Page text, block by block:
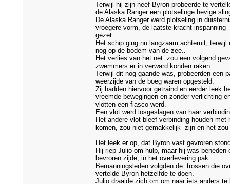
Terwijl hij zijn neef Byron probeerde te
de Alaska Ranger een plotselinge hevige
De Alaska Ranger werd plotseling in
vroegere vorm, de laatste kracht inspanning
gezet..
Het schip ging nu langzaam achteruit,
nog op de bodem van de zee..
Het verlies van het net zou een volgend
zwemmers er in verward konden raken..
Terwijl dit nog gaande was, probeerden een
weerzijde van de boeg waren opgesteld.
Zij hadden hiervoor getraind en eerder leek
vreemde bewegingen en zonder verlichting
vlotten een fiasco werd.
Een vlot werd losgeslagen van haar
Het andere vlot bleef verbinding houden
komen, zou niet gemakkelijk zijn en het
Het leek er op, dat Byron vast gevroren
Hij riep Julio om hulp, maar hij was
bevroren zijde, in het overlevering pak..
Bemanningsleden volgden de trossen die
vertelde Byron hetzelfde te doen.
Julio draaide zich om om naar iets anders